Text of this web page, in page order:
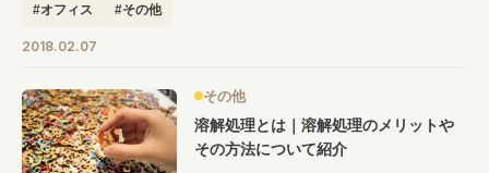
#オフィス #その他
2018.02.07
その他
溶解処理とは｜溶解処理のメリットや
その方法について紹介